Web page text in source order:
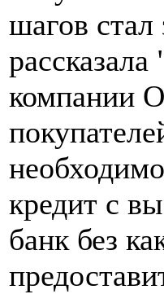
шагов
компании
кредит с
банк без